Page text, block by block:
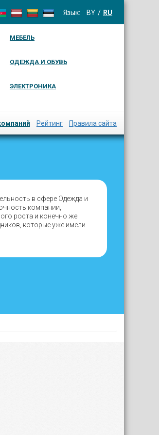
Язык: BY RU
МЕБЕЛЬ
ОДЕЖДА И ОБУВЬ
ЭЛЕКТРОНИКА
Рейтинг Правила сайта
в сфере Одежда и
компании,
роста и конечно же
которые уже имели